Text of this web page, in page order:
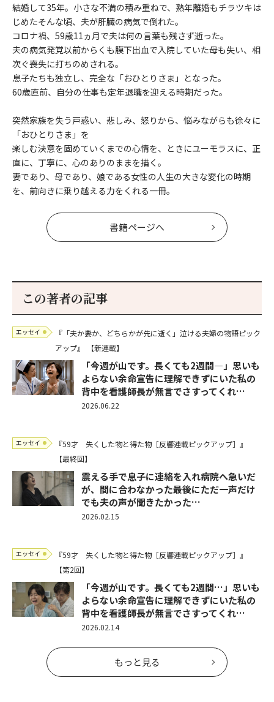
結婚して35年。小さな不満の積み重ねで、熟年離婚もチラツキは
じめたそんな頃、夫が肝臓の病気で倒れた。
コロナ禍、59歳11ヵ月で夫は何の言葉も残さず逝った。
夫の病気発覚以前からくも膜下出血で入院していた母も失い、相
次ぐ喪失に打ちのめされる。
息子たちも独立し、完全な「おひとりさま」となった。
60歳直前、自分の仕事も定年退職を迎える時期だった。
突然家族を失う戸惑い、悲しみ、怒りから、悩みながらも徐々に
「おひとりさま」を
楽しむ決意を固めていくまでの心情を、ときにユーモラスに、正
直に、丁寧に、心のありのままを描く。
妻であり、母であり、娘である女性の人生の大きな変化の時期
を、前向きに乗り越える力をくれる一冊。
書籍ページへ
この著者の記事
エッセイ
『「夫か妻か、どちらかが先に逝く」泣ける夫婦の物語ピック
アップ』
【新連載】
「今週が山です。長くても2週間―」思いも
よらない余命宣告に理解できずにいた私の
背中を看護師長が無言でさすってくれ…
2026.06.22
エッセイ
『59才 失くした物と得た物［反響連載ピックアップ］』
【最終回】
震える手で息子に連絡を入れ病院へ急いだ
が、間に合わなかった――最後にただ一声だけ
でも夫の声が聞きたかった…
2026.02.15
エッセイ
『59才 失くした物と得た物［反響連載ピックアップ］』
【第2回】
「今週が山です。長くても2週間…」思いも
よらない余命宣告に理解できずにいた私の
背中を看護師長が無言でさすってくれ…
2026.02.14
もっと見る